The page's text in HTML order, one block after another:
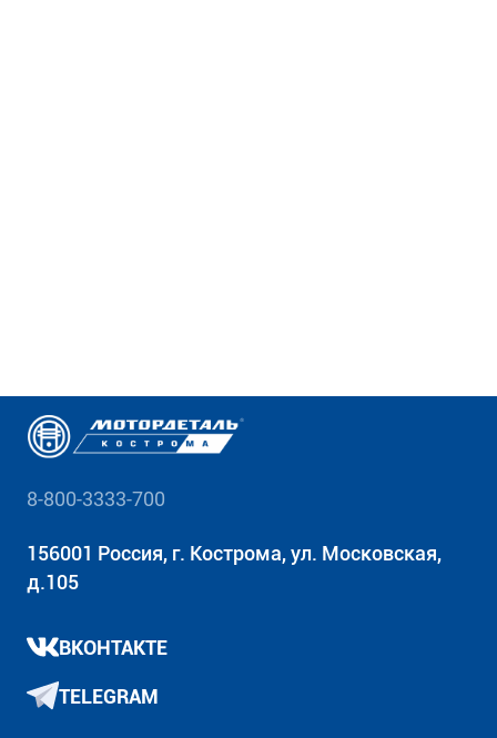
8-800-3333-700
156001 Россия, г. Кострома, ул. Московская,
д.105
ВКОНТАКТЕ
TELEGRAM